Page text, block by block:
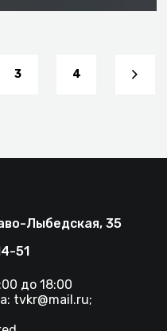
3 4
Лыбедская, 35
51
до 18:00
tvkr@mail.ru;